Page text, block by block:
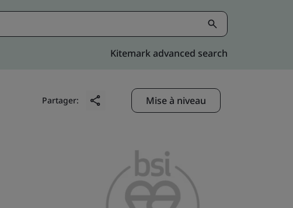
Kitemark advanced search
Partager: Mise à niveau